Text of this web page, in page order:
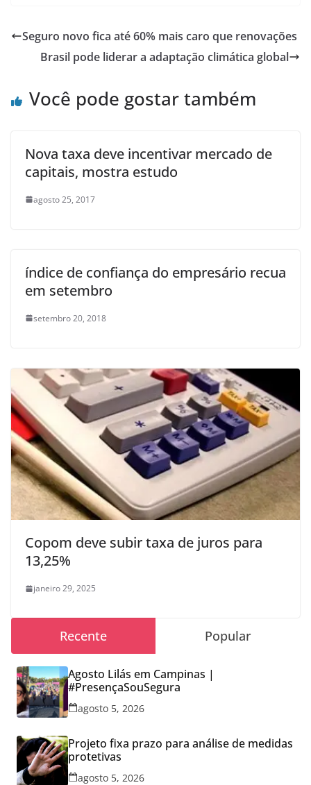
Seguro novo fica até 60% mais caro que renovações
Brasil pode liderar a adaptação climática global
Você pode gostar também
Nova taxa deve incentivar mercado de
capitais, mostra estudo
agosto 25, 2017
índice de confiança do empresário recua
em setembro
setembro 20, 2018
Copom deve subir taxa de juros para
13,25%
janeiro 29, 2025
Recente Popular
Agosto Lilás em Campinas |
#PresençaSouSegura
agosto 5, 2026
Projeto fixa prazo para análise de medidas
protetivas
agosto 5, 2026